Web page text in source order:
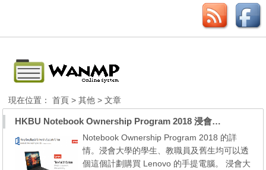
現在位置：首頁 >其他 > 文章
HKBU Notebook Ownership Program 2018 浸會大學電腦優惠 – Lenovo
Notebook Ownership Program 2018 的詳
情。浸會大學的學生、教職員及舊生均可以透
個這個計劃購買 Lenovo 的手提電腦。 浸會大